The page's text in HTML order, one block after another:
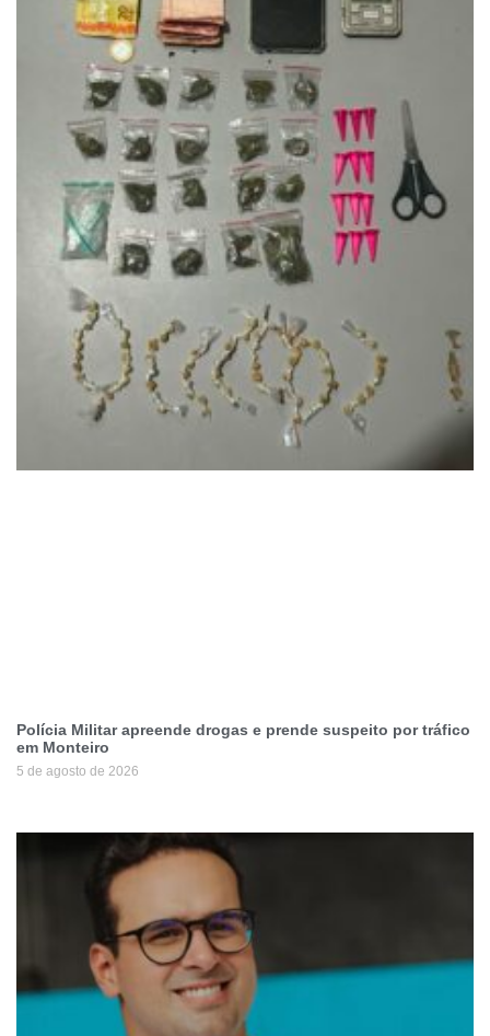
Polícia Militar apreende drogas e prende suspeito por tráfico
em Monteiro
5 de agosto de 2026